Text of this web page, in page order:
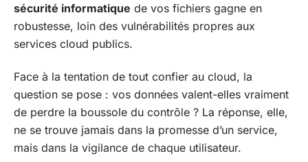
sécurité informatique de vos fichiers gagne en
robustesse, loin des vulnérabilités propres aux
services cloud publics.
Face à la tentation de tout confier au cloud, la
question se pose : vos données valent-elles vraiment
de perdre la boussole du contrôle ? La réponse, elle,
ne se trouve jamais dans la promesse d’un service,
mais dans la vigilance de chaque utilisateur.